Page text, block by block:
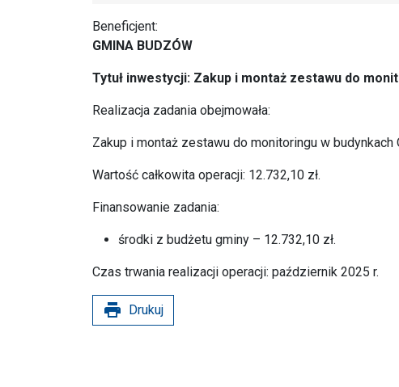
Beneficjent:
GMINA BUDZÓW
Tytuł inwestycji: Zakup i montaż zestawu do
Realizacja zadania obejmowała:
Zakup i montaż zestawu do monitoringu w budynkach
Wartość całkowita operacji: 12.732,10 zł.
Finansowanie zadania:
środki z budżetu gminy – 12.732,10 zł.
Czas trwania realizacji operacji: październik 2025 r.
print Drukuj